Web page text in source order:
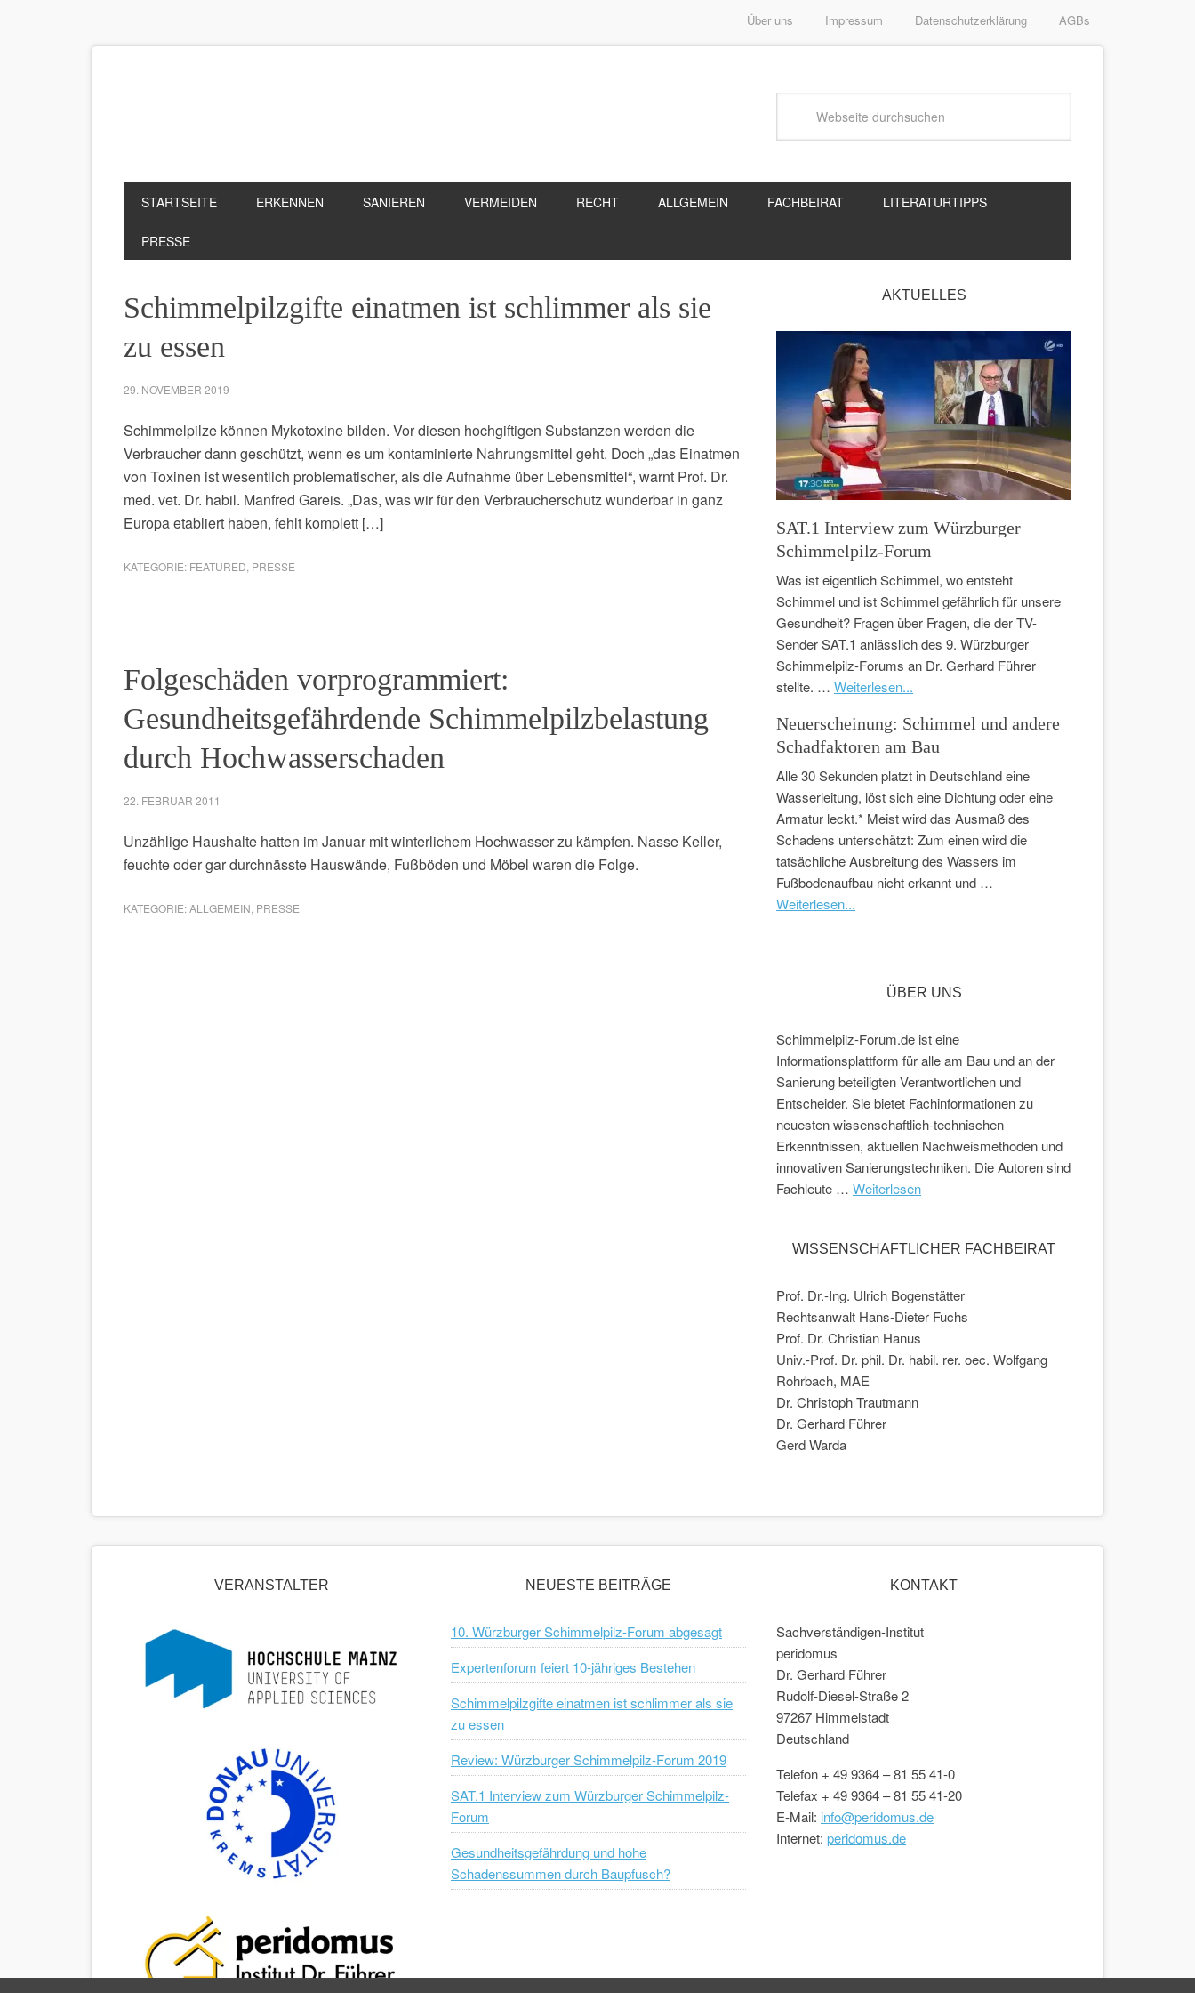
Über uns Impressum Datenschutzerklärung AGBs
STARTSEITE ERKENNEN SANIEREN VERMEIDEN RECHT ALLGEMEIN FACHBEIRAT LITERATURTIPPS
PRESSE
Schimmelpilzgifte einatmen ist schlimmer als sie
zu essen
29. NOVEMBER 2019
Schimmelpilze können Mykotoxine bilden. Vor diesen hochgiftigen Substanzen werden die
Verbraucher dann geschützt, wenn es um kontaminierte Nahrungsmittel geht. Doch „das Einatmen
von Toxinen ist wesentlich problematischer, als die Aufnahme über Lebensmittel“, warnt Prof. Dr.
med. vet. Dr. habil. Manfred Gareis. „Das, was wir für den Verbraucherschutz wunderbar in ganz
Europa etabliert haben, fehlt komplett […]
KATEGORIE: FEATURED PRESSE
Folgeschäden vorprogrammiert:
Gesundheitsgefährdende Schimmelpilzbelastung
durch Hochwasserschaden
22. FEBRUAR 2011
Unzählige Haushalte hatten im Januar mit winterlichem Hochwasser zu kämpfen. Nasse Keller,
feuchte oder gar durchnässte Hauswände, Fußböden und Möbel waren die Folge.
KATEGORIE:ALLGEMEIN PRESSE
AKTUELLES
SAT.1 Interview zum Würzburger
Schimmelpilz-Forum
Was ist eigentlich Schimmel, wo entsteht
Schimmel und ist Schimmel gefährlich für unsere
Gesundheit? Fragen über Fragen, die der TV-
Sender SAT.1 anlässlich des 9. Würzburger
Schimmelpilz-Forums an Dr. Gerhard Führer
stellte. … Weiterlesen...
Neuerscheinung: Schimmel und andere
Schadfaktoren am Bau
Alle 30 Sekunden platzt in Deutschland eine
Wasserleitung, löst sich eine Dichtung oder eine
Armatur leckt.* Meist wird das Ausmaß des
Schadens unterschätzt: Zum einen wird die
tatsächliche Ausbreitung des Wassers im
Fußbodenaufbau nicht erkannt und …
Weiterlesen...
ÜBER UNS
Schimmelpilz-Forum.de ist eine
Informationsplattform für alle am Bau und an der
Sanierung beteiligten Verantwortlichen und
Entscheider. Sie bietet Fachinformationen zu
neuesten wissenschaftlich-technischen
Erkenntnissen, aktuellen Nachweismethoden und
innovativen Sanierungstechniken. Die Autoren sind
Fachleute … Weiterlesen
WISSENSCHAFTLICHER FACHBEIRAT
Prof. Dr.-Ing. Ulrich Bogenstätter
Rechtsanwalt Hans-Dieter Fuchs
Prof. Dr. Christian Hanus
Univ.-Prof. Dr. phil. Dr. habil. rer. oec. Wolfgang
Rohrbach, MAE
Dr. Christoph Trautmann
Dr. Gerhard Führer
Gerd Warda
VERANSTALTER NEUESTE BEITRÄGE
10. Würzburger Schimmelpilz-Forum abgesagt
Expertenforum feiert 10-jähriges Bestehen
Schimmelpilzgifte einatmen ist schlimmer als sie
zu essen
Review: Würzburger Schimmelpilz-Forum 2019
SAT.1 Interview zum Würzburger Schimmelpilz-
Forum
Gesundheitsgefährdung und hohe
Schadenssummen durch Baupfusch?
KONTAKT
Sachverständigen-Institut
peridomus
Dr. Gerhard Führer
Rudolf-Diesel-Straße 2
97267 Himmelstadt
Deutschland
Telefon + 49 9364 – 81 55 41-0
Telefax + 49 9364 – 81 55 41-20
E-Mail: info@peridomus.de
Internet: peridomus.de